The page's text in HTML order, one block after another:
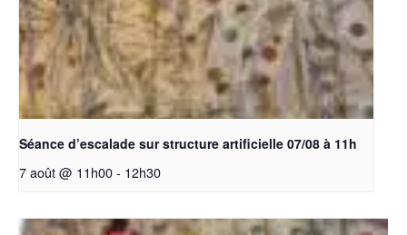
Séance d’escalade sur structure artificielle 07/08 à 11h
7 août @ 11h00- 12h30